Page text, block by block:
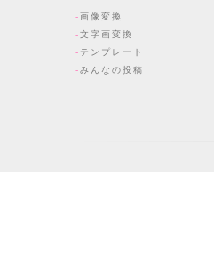
画像変換
文字画変換
テンプレート
みんなの投稿